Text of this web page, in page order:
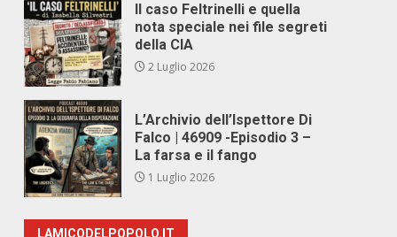
Il caso Feltrinelli e quella
nota speciale nei file segreti
della CIA
2 Luglio 2026
L’Archivio dell’Ispettore Di
Falco | 46909 -Episodio 3 –
La farsa e il fango
1 Luglio 2026
LAMICODELPOPOLO.IT